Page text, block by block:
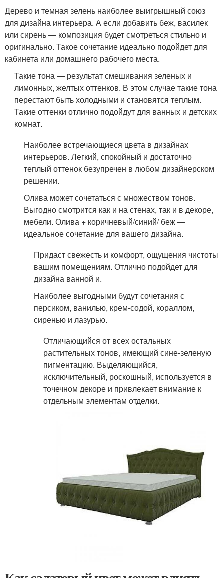
Дерево и темная зелень наиболее выигрышный союз
для дизайна интерьера. А если добавить беж, василек
или сирень — композиция будет смотреться стильно и
оригинально. Такое сочетание идеально подойдет для
кабинета или домашнего рабочего места.
Такие тона — результат смешивания зеленых и
лимонных, желтых оттенков. В этом случае такие тона
перестают быть холодными и становятся теплым.
Такие оттенки отлично подойдут для ванных и детских
комнат.
Наиболее встречающиеся цвета в дизайнах
интерьеров. Легкий, спокойный и достаточно
теплый оттенок безупречен в любом дизайнерском
решении.
Олива может сочетаться с множеством тонов.
Выгодно смотрится как и на стенах, так и в декоре,
мебели. Олива + коричневый/синий/ беж —
идеальное сочетание для вашего дизайна.
Придаст свежесть и комфорт, ощущения чистоты
вашим помещениям. Отлично подойдет для
дизайна ванной и.
Наиболее выгодными будут сочетания с
персиком, ванилью, крем-содой, кораллом,
сиренью и лазурью.
Отличающийся от всех остальных
растительных тонов, имеющий сине-зеленую
пигментацию. Выделяющийся,
исключительный, роскошный, используется в
точечном декоре и привлекает внимание к
отдельным элементам отделки.